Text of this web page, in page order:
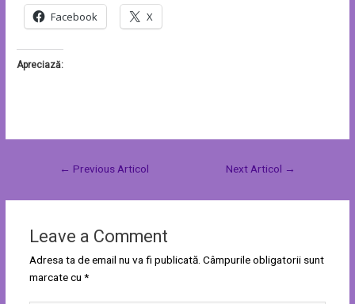
Facebook X
Apreciază:
← Previous Articol Next Articol →
Leave a Comment
Adresa ta de email nu va fi publicată. Câmpurile obligatorii sunt
marcate cu *